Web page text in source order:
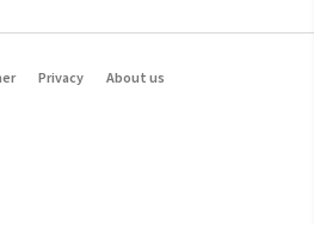
Privacy About us